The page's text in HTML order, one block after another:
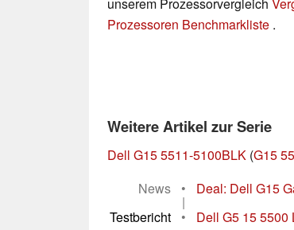
unserem Prozessorvergleich
Prozessoren Benchmarkliste .
Weitere Artikel zur Serie
Dell G15 5511-5100BLK (G15
News
• Deal: Dell G15
|
Testbericht
• Dell G5 15 5500